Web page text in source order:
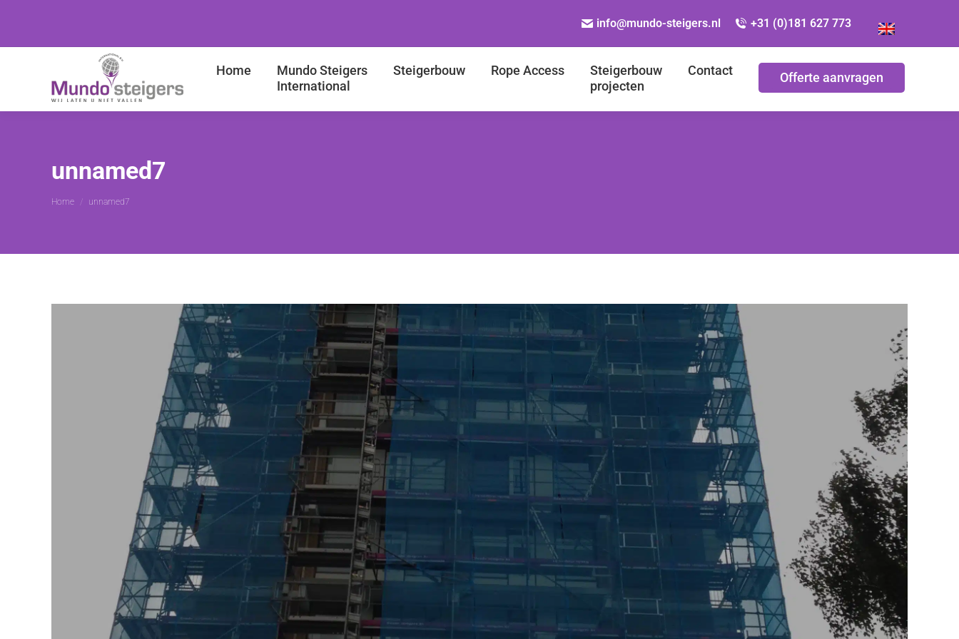
info@mundo-steigers.nl +31 (0)181 627 773
Home
Mundo Steigers
International
Steigerbouw Rope Access
Steigerbouw
projecten
Contact Offerte aanvragen
unnamed7
Je bent hier:
Home unnamed7